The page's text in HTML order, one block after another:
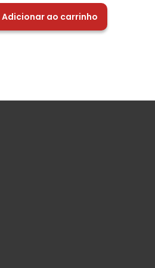
Adicionar ao carrinho